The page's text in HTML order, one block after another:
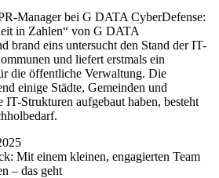
Manager bei G DATA CyberDefense:
in Zahlen“ von G DATA
brand eins untersucht den Stand der IT-
und liefert erstmals ein
die öffentliche Verwaltung. Die
einige Städte, Gemeinden und
IT-Strukturen aufgebaut haben, besteht
Mit einem kleinen, engagierten Team
– das geht